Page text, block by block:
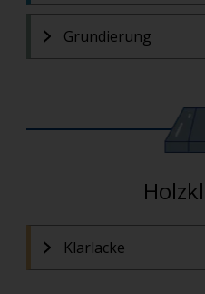
Grundierung
Klarlacke